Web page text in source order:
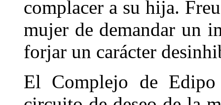
complacer a su hija.
mujer de demandar un
forjar un carácter
El Complejo de